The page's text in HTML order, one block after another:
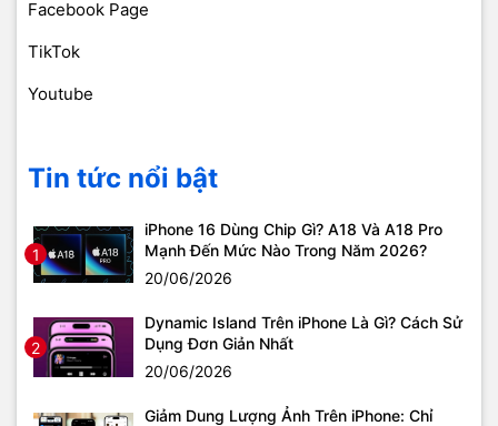
Facebook Page
TikTok
Youtube
Tin tức nổi bật
1
iPhone 16 Dùng Chip Gì? A18 Và A18 Pro
Mạnh Đến Mức Nào Trong Năm 2026?
20/06/2026
2
Dynamic Island Trên iPhone Là Gì? Cách Sử
Dụng Đơn Giản Nhất
20/06/2026
Giảm Dung Lượng Ảnh Trên iPhone: Chỉ